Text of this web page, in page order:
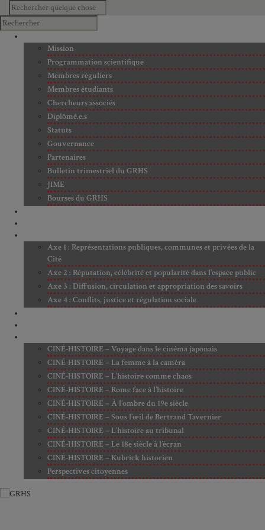
Mission
Programmation scientifique
Membres réguliers
Membres étudiants
Chercheurs associés
Diplômé.e.s
Statuts
Gouvernance
Partenaires
Bulletin trimestriel du GRHS
JIME
Bourses du GRHS
Axe 1 : Représentations publiques, communes et privées de la
Cité
Axe 2 : Réputation, célébrité et popularité dans l’espace public
Axe 3 : Diffusion, circulation et appropriation des savoirs
Axe 4 : Conflits, justice et régulation sociale
CINÉ-HISTOIRE – Voyage dans le cinéma japonais
CINÉ-HISTOIRE – La femme à la caméra
CINÉ-HISTOIRE – L’histoire comme chaos
CINÉ-HISTOIRE – Rome face à l’histoire
CINÉ-HISTOIRE – À l’ombre du 19e siècle
CINÉ-HISTOIRE – Sous l’œil de Bertrand Tavernier
CINÉ-HISTOIRE – L’histoire au tribunal
CINÉ-HISTOIRE – Le 18e siècle à l’écran
CINÉ-HISTOIRE – Kubrick historien
Perspectives citoyennes